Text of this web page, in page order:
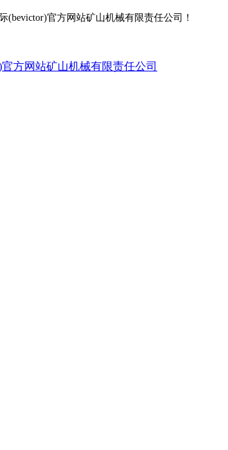
(bevictor)官方网站矿山机械有限责任公司！